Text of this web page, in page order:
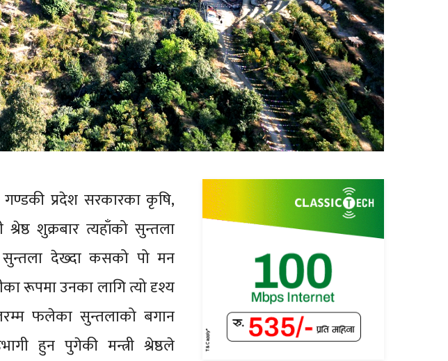
प्रदेश सरकारका कृषि,
शुक्रबार त्यहाँको सुन्तला
देख्दा कसको पो मन
रूपमा उनका लागि त्यो दृश्य
फलेका सुन्तलाको बगान
हुन पुगेकी मन्त्री श्रेष्ठले